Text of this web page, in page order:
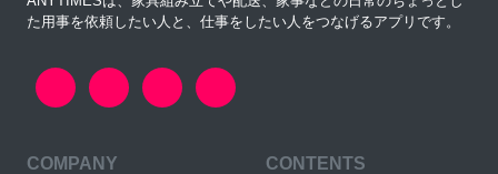
た用事を依頼したい人と、仕事をしたい人をつなげるアプリです。
COMPANY CONTENTS